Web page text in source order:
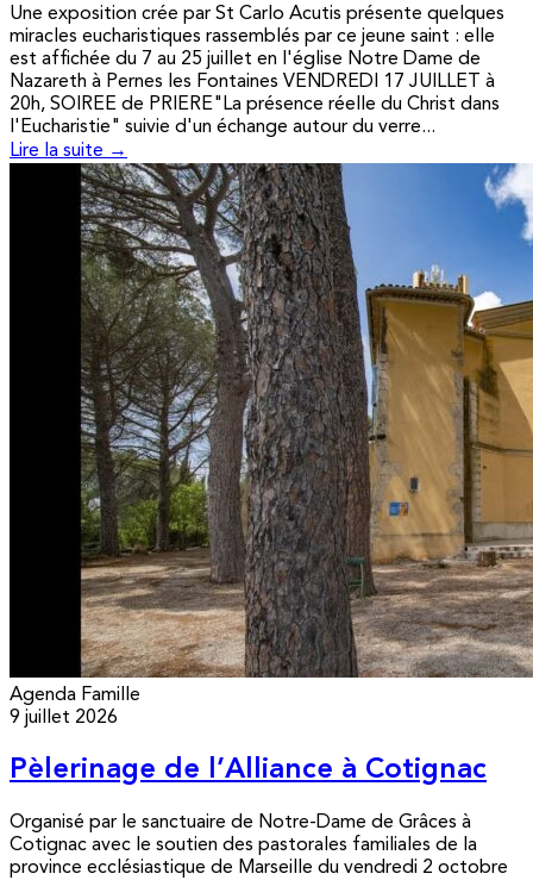
Une exposition crée par St Carlo Acutis présente quelques
miracles eucharistiques rassemblés par ce jeune saint : elle
est affichée du 7 au 25 juillet en l'église Notre Dame de
Nazareth à Pernes les Fontaines VENDREDI 17 JUILLET à
20h, SOIREE de PRIERE"La présence réelle du Christ dans
l'Eucharistie" suivie d'un échange autour du verre...
Lire la suite →
Agenda Famille
9 juillet 2026
Pèlerinage de l’Alliance à Cotignac
Organisé par le sanctuaire de Notre-Dame de Grâces à
Cotignac avec le soutien des pastorales familiales de la
province ecclésiastique de Marseille du vendredi 2 octobre